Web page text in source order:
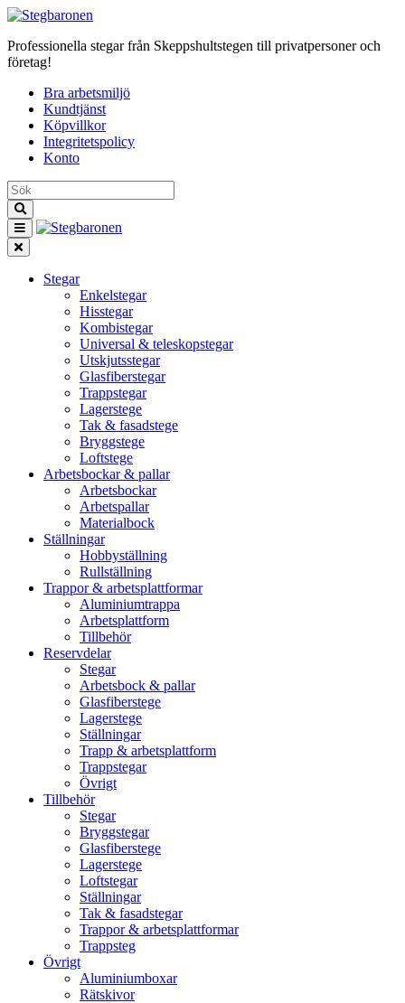
Professionella stegar från Skeppshultstegen till privatpersoner och
företag!
Bra arbetsmiljö
Kundtjänst
Köpvillkor
Integritetspolicy
Konto
Stegar
Enkelstegar
Hisstegar
Kombistegar
Universal & teleskopstegar
Utskjutsstegar
Glasfiberstegar
Trappstegar
Lagerstege
Tak & fasadstege
Bryggstege
Loftstege
Arbetsbockar & pallar
Arbetsbockar
Arbetspallar
Materialbock
Ställningar
Hobbyställning
Rullställning
Trappor & arbetsplattformar
Aluminiumtrappa
Arbetsplattform
Tillbehör
Reservdelar
Stegar
Arbetsbock & pallar
Glasfiberstege
Lagerstege
Ställningar
Trapp & arbetsplattform
Trappstegar
Övrigt
Tillbehör
Stegar
Bryggstegar
Glasfiberstege
Lagerstege
Loftstegar
Ställningar
Tak & fasadstegar
Trappor & arbetsplattformar
Trappsteg
Övrigt
Aluminiumboxar
Rätskivor